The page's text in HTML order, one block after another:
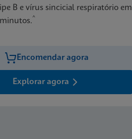
B e vírus sincicial respiratório em
^
Encomendar agora
Explorar agora